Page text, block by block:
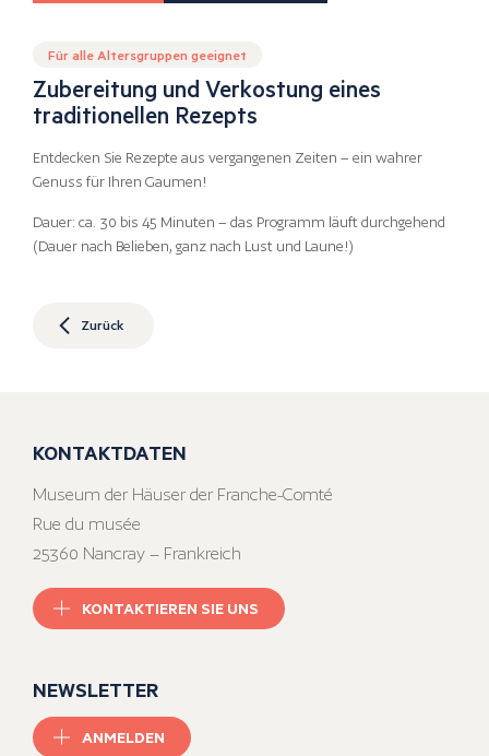
Für alle Altersgruppen geeignet
Zubereitung und Verkostung eines
traditionellen Rezepts
Entdecken Sie Rezepte aus vergangenen Zeiten – ein wahrer
Genuss für Ihren Gaumen!
Dauer: ca. 30 bis 45 Minuten – das Programm läuft durchgehend
(Dauer nach Belieben, ganz nach Lust und Laune!)
Zurück
KONTAKTDATEN
Museum der Häuser der Franche-Comté
Rue du musée
25360 Nancray – Frankreich
KONTAKTIEREN SIE UNS
NEWSLETTER
ANMELDEN